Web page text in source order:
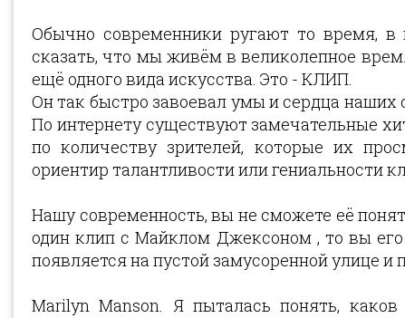
Обычно современники ругают то время,
сказать, что мы живём в великолепное
ещё одного вида искусства. Это - КЛИП.
Он так быстро завоевал умы и сердца наших
По интернету существуют замечательные
по количеству зрителей, которые их
ориентир талантливости или гениальности
Нашу современность, вы не сможете её
один клип с Майклом Джексоном , то вы
появляется на пустой замусоренной улице и
Marilyn Manson. Я пыталась понять,